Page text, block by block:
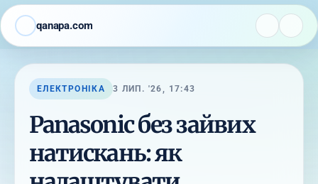
qanapa.com
ЕЛЕКТРОНІКА 3 ЛИП. '26, 17:43
Panasonic без зайвих
натискань: як